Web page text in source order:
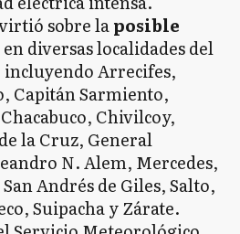
sobre laposible
en diversas localidades del
Arrecifes,
Capitán Sarmiento,
Chivilcoy,
la Cruz, General
N. Alem, Mercedes,
Andrés de Giles, Salto,
Suipacha y Zárate.